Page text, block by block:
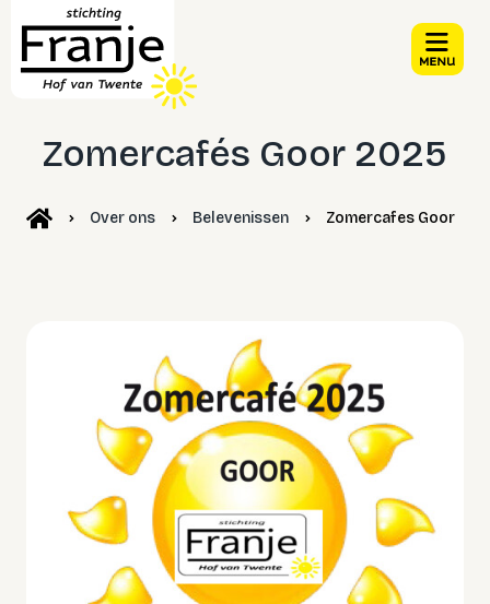
Zomercafés Goor 2025
Over ons Belevenissen Zomercafes Goor